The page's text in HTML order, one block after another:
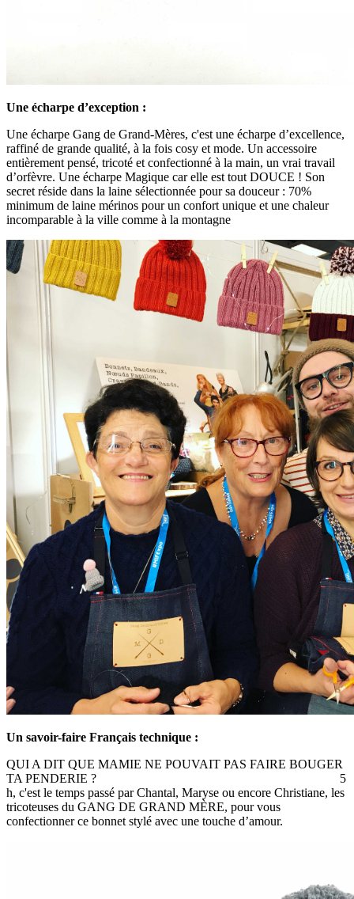
Une écharpe d’exception :
Une écharpe Gang de Grand-Mères, c'est une écharpe d’excellence,
raffiné de grande qualité, à la fois cosy et mode. Un accessoire
entièrement pensé, tricoté et confectionné à la main, un vrai travail
d’orfèvre. Une écharpe Magique car elle est tout DOUCE ! Son
secret réside dans la laine sélectionnée pour sa douceur : 70%
minimum de laine mérinos pour un confort unique et une chaleur
incomparable à la ville comme à la montagne
Un savoir-faire Français technique :
QUI A DIT QUE MAMIE NE POUVAIT PAS FAIRE BOUGER
TA PENDERIE ?
5
h, c'est le temps passé par Chantal, Maryse ou encore Christiane, les
tricoteuses du GANG DE GRAND MÈRE, pour vous
confectionner ce bonnet stylé avec une touche d’amour.